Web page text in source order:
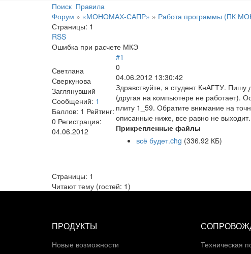
Поиск Правила
Форум » «МОНОМАХ-САПР» » Работа программы (ПК
Страницы: 1
RSS
Ошибка при расчете МКЭ
Светлана
Сверкунова
Заглянувший
Сообщений: 1
Баллов: 1 Рейтинг:
0 Регистрация:
04.06.2012
#1
0
04.06.2012 13:30:42
Здравствуйте, я студент КнАГТУ.
(другая на компьютере не работает).
плиту 1_59. Обратите внимание на
описанные ниже, все равно не выходит.
Прикрепленные файлы
всё будет.chg (336.92 КБ)
Страницы: 1
Читают тему (гостей: 1)
ПРОДУКТЫ
Новые возможности Техническая